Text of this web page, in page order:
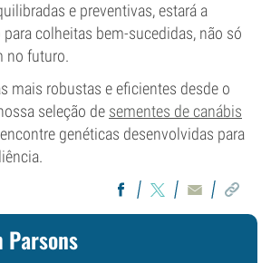
e preventivas, estará a
colheitas bem-sucedidas, não só
no futuro.
mais robustas e eficientes desde o
seleção de sementes de canábis
genéticas desenvolvidas para
Parsons